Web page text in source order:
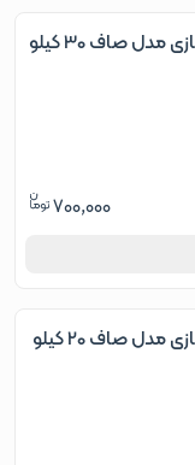
فنر کروشه بدنسازی مدل صاف 30 کیلو
700,000
فنر کروشه بدنسازی مدل صاف 20 کیلو